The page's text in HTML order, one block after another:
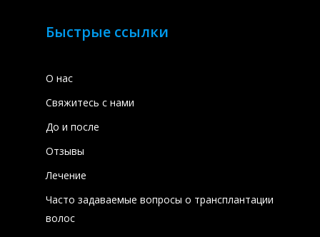
Быстрые ссылки
О нас
Свяжитесь с нами
До и после
Отзывы
Лечение
Часто задаваемые вопросы о трансплантации
волос